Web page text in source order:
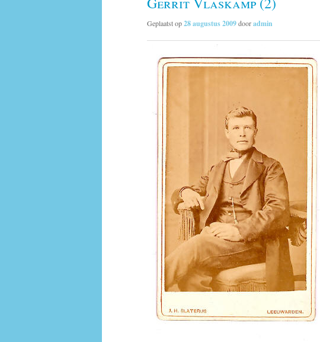
Geplaatst op28 augustus 2009dooradmin